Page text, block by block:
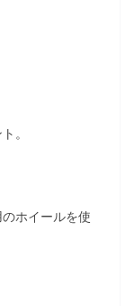
。
ホイールを使